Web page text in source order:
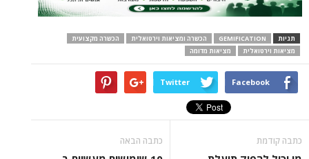
תגיות GEMIFICATION הכשרה ומציאות וירטואלית
הכשרה מקצועית
מציאות וירטואלית
מציאות מדומה
Facebook
Twitter
כתבה קודמת כתבה הבאה